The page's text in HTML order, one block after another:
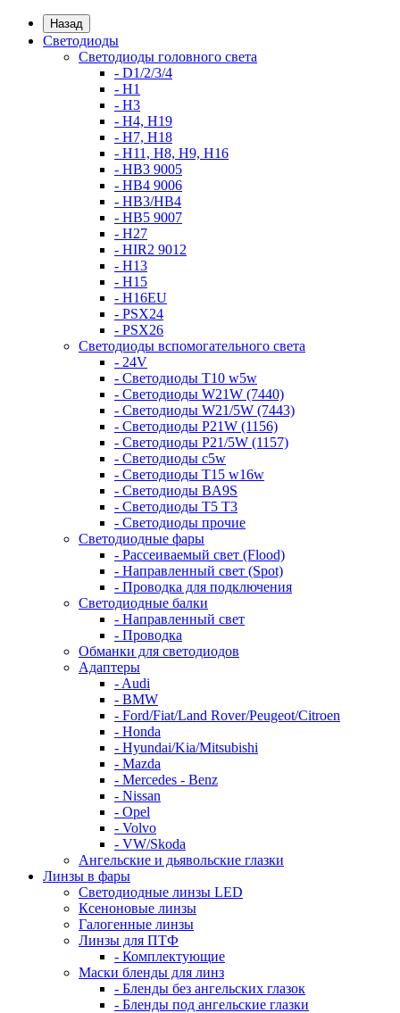
Назад
Светодиоды
Светодиоды головного света
- D1/2/3/4
- H1
- H3
- H4, H19
- H7, H18
- H11, H8, H9, H16
- HB3 9005
- HB4 9006
- HB3/HB4
- HB5 9007
- H27
- HIR2 9012
- H13
- H15
- H16EU
- PSX24
- PSX26
Светодиоды вспомогательного света
- 24V
- Светодиоды T10 w5w
- Светодиоды W21W (7440)
- Светодиоды W21/5W (7443)
- Светодиоды P21W (1156)
- Светодиоды P21/5W (1157)
- Светодиоды c5w
- Светодиоды T15 w16w
- Светодиоды BA9S
- Светодиоды T5 T3
- Светодиоды прочие
Светодиодные фары
- Рассеиваемый свет (Flood)
- Направленный свет (Spot)
- Проводка для подключения
Светодиодные балки
- Направленный свет
- Проводка
Обманки для светодиодов
Адаптеры
- Audi
- BMW
- Ford/Fiat/Land Rover/Peugeot/Citroen
- Honda
- Hyundai/Kia/Mitsubishi
- Mazda
- Mercedes - Benz
- Nissan
- Opel
- Volvo
- VW/Skoda
Ангельские и дьявольские глазки
Линзы в фары
Светодиодные линзы LED
Ксеноновые линзы
Галогенные линзы
Линзы для ПТФ
- Комплектующие
Маски бленды для линз
- Бленды без ангельских глазок
- Бленды под ангельские глазки